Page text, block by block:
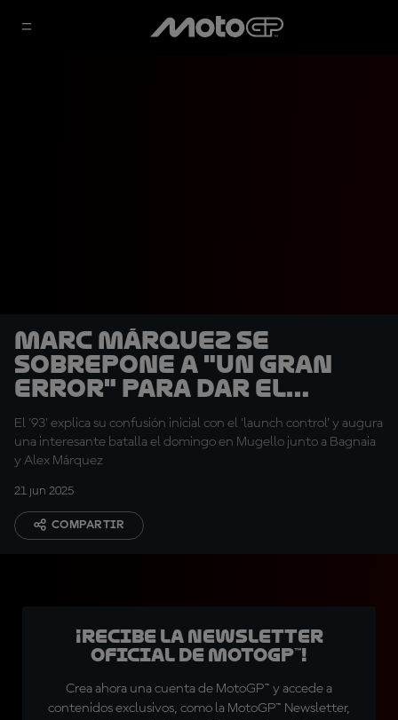
Marc Márquez se
sobrepone a "un gran
error" para dar el
primer golpe
El '93' explica su confusión inicial con el 'launch control' y augura
una interesante batalla el domingo en Mugello junto a Bagnaia
y Alex Márquez
21 jun 2025
COMPARTIR
¡Recibe la Newsletter
oficial de MotoGP™!
Crea ahora una cuenta de MotoGP™ y accede a
contenidos exclusivos, como la MotoGP™ Newsletter,